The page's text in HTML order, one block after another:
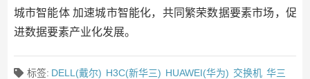
城市智能体 加速城市智能化，共同繁荣数据要素市场，促
进数据要素产业化发展。
标签: DELL(戴尔) H3C(新华三) HUAWEI(华为) 交换机 华三